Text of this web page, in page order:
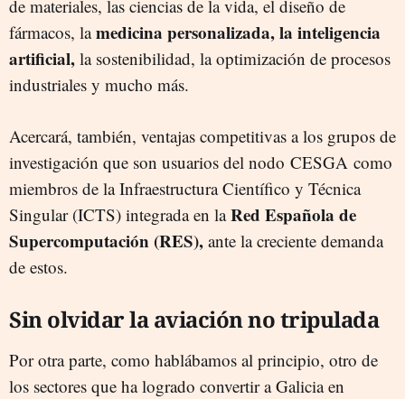
de materiales, las ciencias de la vida, el diseño de
fármacos, lamedicina personalizada, la inteligencia
artificial, la sostenibilidad, la optimización de procesos
industriales y mucho más.
Acercará, también, ventajas competitivas a los grupos de
investigación que son usuarios del nodo CESGA como
miembros de la Infraestructura Científico y Técnica
Singular (ICTS) integrada en laRed Española de
Supercomputación (RES), ante la creciente demanda
de estos.
Sin olvidar la aviación no tripulada
Por otra parte, como hablábamos al principio, otro de
los sectores que ha logrado convertir a Galicia en